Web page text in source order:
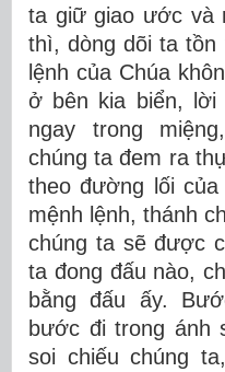
ta giữ giao ước và
thì, dòng dõi ta tồn
lệnh của Chúa
ở bên kia biển,
ngay trong
chúng ta đem ra
theo đường lối
mệnh lệnh, thánh
chúng ta sẽ được
ta đong đấu nào,
bằng đấu ấy.
bước đi trong ánh
soi chiếu chúng